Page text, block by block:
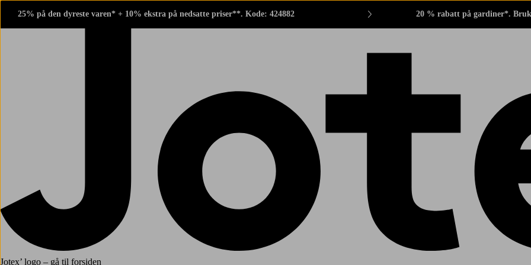
25% på den dyreste varen* + 10% ekstra på nedsatte priser**. Kode: 424882 20 % rabatt på gardiner*. Bruk
Jotex’ logo – gå til forsiden